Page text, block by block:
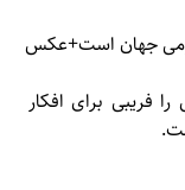
جهان است+عکس
فریبی برای افکار